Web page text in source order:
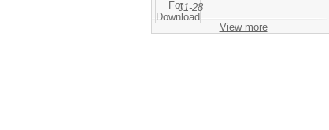
01-28
View more